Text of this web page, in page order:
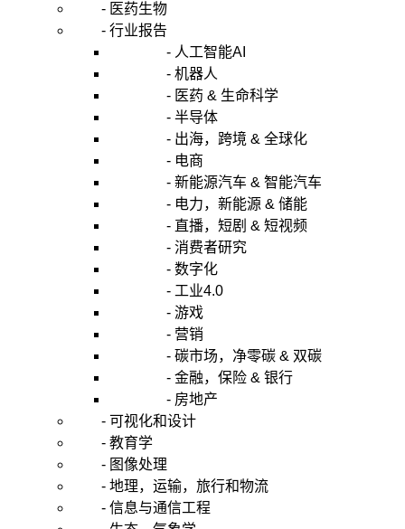
- 医药生物
- 行业报告
- 人工智能AI
- 机器人
- 医药 & 生命科学
- 半导体
- 出海，跨境 & 全球化
- 电商
- 新能源汽车 & 智能汽车
- 电力，新能源 & 储能
- 直播，短剧 & 短视频
- 消费者研究
- 数字化
- 工业4.0
- 游戏
- 营销
- 碳市场，净零碳 & 双碳
- 金融，保险 & 银行
- 房地产
- 可视化和设计
- 教育学
- 图像处理
- 地理，运输，旅行和物流
- 信息与通信工程